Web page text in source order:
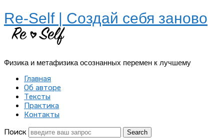
Re-Self | Создай себя заново
Физика и метафизика осознанных перемен к лучшему
Главная
Об авторе
Тексты
Практика
Контакты
Поиск